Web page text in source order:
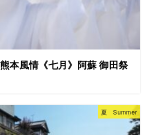
本風情《七月》阿蘇 御田祭
夏 Summer